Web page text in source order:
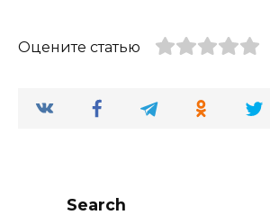
Оцените статью
Search